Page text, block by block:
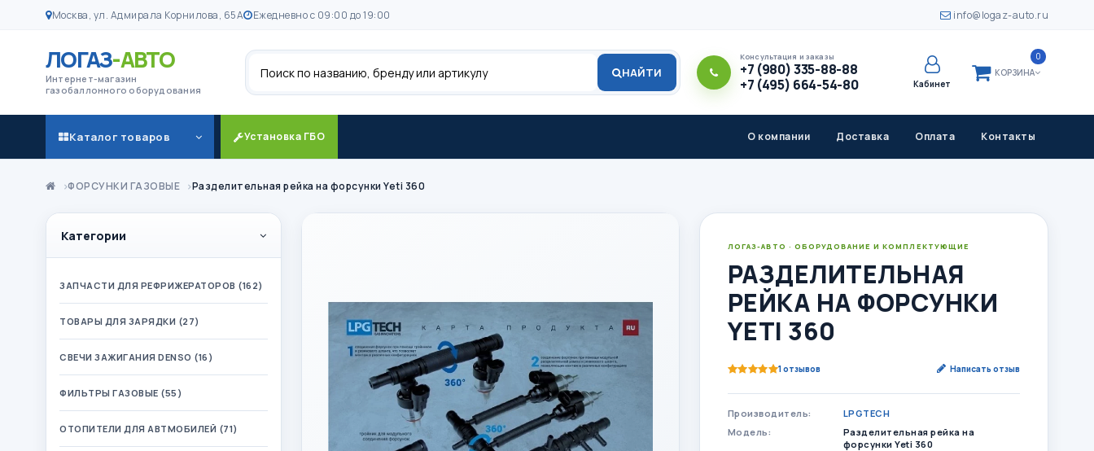
Москва, ул. Адмирала Корнилова, 65А Ежедневно с 09:00 до 19:00 info@logaz-auto.ru
ЛОГАЗ-АВТО
Интернет-магазин
газобаллонного оборудования
НАЙТИ
Консультация и заказы
+7 (980) 335-88-88
+7 (495) 664-54-80
Кабинет
КОРЗИНА
0
Каталог товаров Установка ГБО О компании Доставка Оплата Контакты
ФОРСУНКИ ГАЗОВЫЕ Разделительная рейка на форсунки Yeti 360
Категории
ЗАПЧАСТИ ДЛЯ РЕФРИЖЕРАТОРОВ (162)
ТОВАРЫ ДЛЯ ЗАРЯДКИ (27)
СВЕЧИ ЗАЖИГАНИЯ DENSO (16)
ФИЛЬТРЫ ГАЗОВЫЕ (55)
ОТОПИТЕЛИ ДЛЯ АВТМОБИЛЕЙ (71)
ЛОГАЗ-АВТО · ОБОРУДОВАНИЕ И КОМПЛЕКТУЮЩИЕ
РАЗДЕЛИТЕЛЬНАЯ
РЕЙКА НА ФОРСУНКИ
YETI 360
1 отзывов Написать отзыв
Производитель:
LPGTECH
Модель:
Разделительная рейка на
форсунки Yeti 360